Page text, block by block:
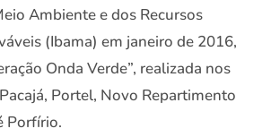
Ambiente e dos Recursos
(Ibama) em janeiro de 2016,
Onda Verde”, realizada nos
Portel, Novo Repartimento
Porfírio.